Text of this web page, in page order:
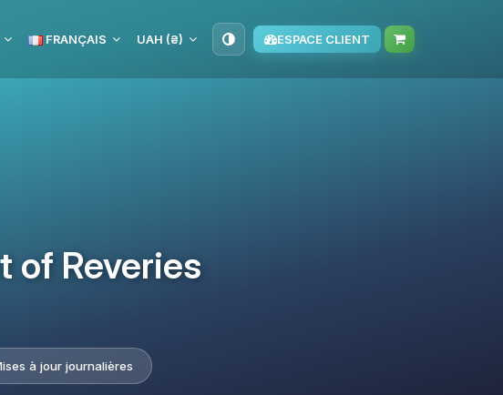
FRANÇAIS UAH (₴) ESPACE CLIENT
of Reveries
à jour journalières